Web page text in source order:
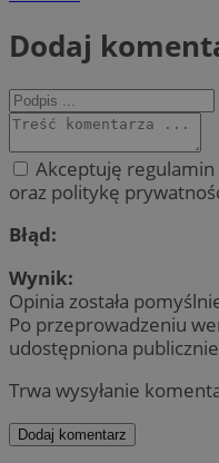
Dodaj
Akceptuję
oraz politykę
Błąd:
Wynik:
Opinia została
Po przeprowadzeniu
udostępniona
Trwa wysyłanie
Dodaj komentarz